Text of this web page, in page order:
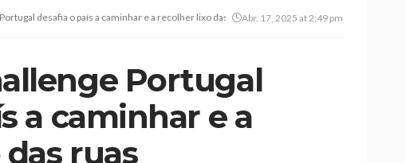
desafia o país a caminhar e a recolher lixo das ruasAbr. 17, 2025 at 2:49 pm
Portugal
a caminhar e a
ruas